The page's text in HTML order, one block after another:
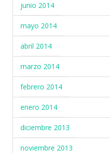
junio 2014
mayo 2014
abril 2014
marzo 2014
febrero 2014
enero 2014
diciembre 2013
noviembre 2013